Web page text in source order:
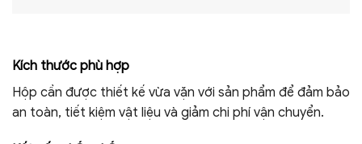
Kích thước phù hợp
Hộp cần được thiết kế vừa vặn với sản phẩm để đảm bảo
an toàn, tiết kiệm vật liệu và giảm chi phí vận chuyển.